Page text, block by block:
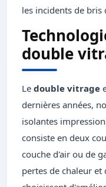
les incidents de bris
double
Le double vitrage
dernières années,
isolantes
consiste en deux
couche d'air ou de
pertes de chaleur